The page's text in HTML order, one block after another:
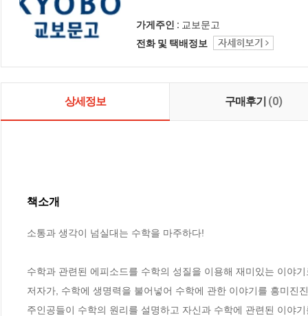
가게주인 : 교보문고
전화 및 택배정보
상세정보 구매후기 (0)
책소개
소통과 생각이 넘실대는 수학을 마주하다!
수학과 관련된 에피소드를 수학의 성질을 이용해 재미있는 이야
저자가, 수학에 생명력을 불어넣어 수학에 관한 이야기를 흥미진진
주인공들이 수학의 원리를 설명하고 자신과 수학에 관련된 이야